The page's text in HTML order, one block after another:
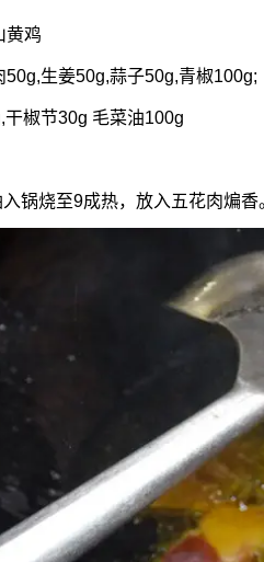
黄鸡
50g,生姜50g,蒜子50g,青椒100g;
干椒节30g 毛菜油100g
锅烧至9成热，放入五花肉煸香